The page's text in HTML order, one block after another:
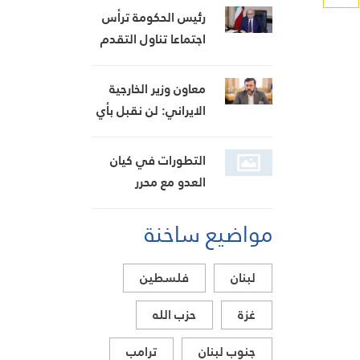
تحديات العامين
الماضيين
رئيس الحكومة ترأس
اجتماعا تناول التقدم
مجموعة العمل المالي
FATF للخروج من
القائمة الرمادية
معاون وزير الخارجية
الايراني: لن نقبل بأي
مضيق هرمز تحت أي
ظرف
التطورات في كيان
العدو مع محرر
حجازي
مواضيع ساخنة
لبنان
فلسطين
غزة
حزب الله
جنوب لبنان
ترامب